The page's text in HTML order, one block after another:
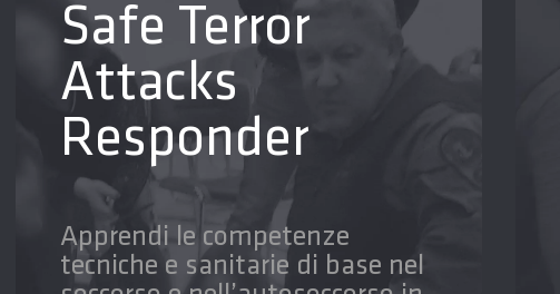
Safe Terror
Attacks
Responder
Apprendi le competenze
tecniche e sanitarie di base nel